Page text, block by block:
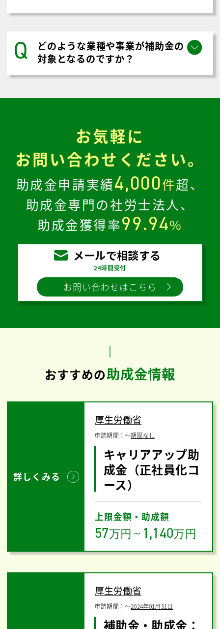
Q
どのような業種や事業が補助金の
対象となるのですか？
お気軽に
お問い合わせください。
助成金申請実績4,000件超、
助成金専門の社労士法人、
助成金獲得率99.94%
メールで相談する
24時間受付
お問い合わせはこちら
おすすめの助成金情報
詳しくみる
厚生労働省
申請期間：〜期限なし
キャリアアップ助
成金（正社員化コ
ース）
上限金額・助成額
57万円 ～ 1,140万円
厚生労働省
申請期間：〜2024年01月31日
補助金・助成金：